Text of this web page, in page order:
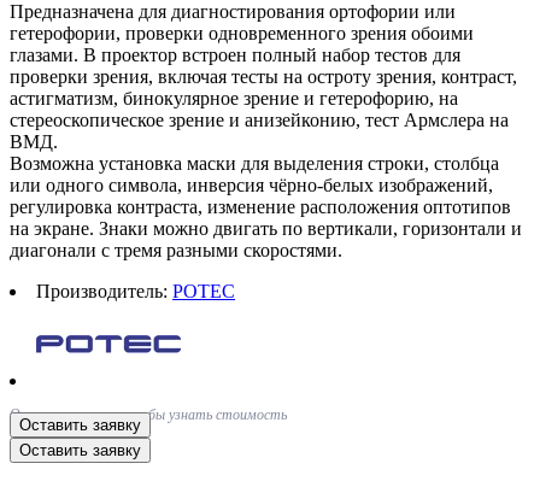
Предназначена для диагностирования ортофории или
гетерофории, проверки одновременного зрения обоими
глазами. В проектор встроен полный набор тестов для
проверки зрения, включая тесты на остроту зрения, контраст,
астигматизм, бинокулярное зрение и гетерофорию, на
стереоскопическое зрение и анизейконию, тест Армслера на
ВМД.
Возможна установка маски для выделения строки, столбца
или одного символа, инверсия чёрно-белых изображений,
регулировка контраста, изменение расположения оптотипов
на экране. Знаки можно двигать по вертикали, горизонтали и
диагонали с тремя разными скоростями.
Производитель: POTEC
Оставьте заявку, чтобы узнать стоимость
Оставить заявку
Оставить заявку